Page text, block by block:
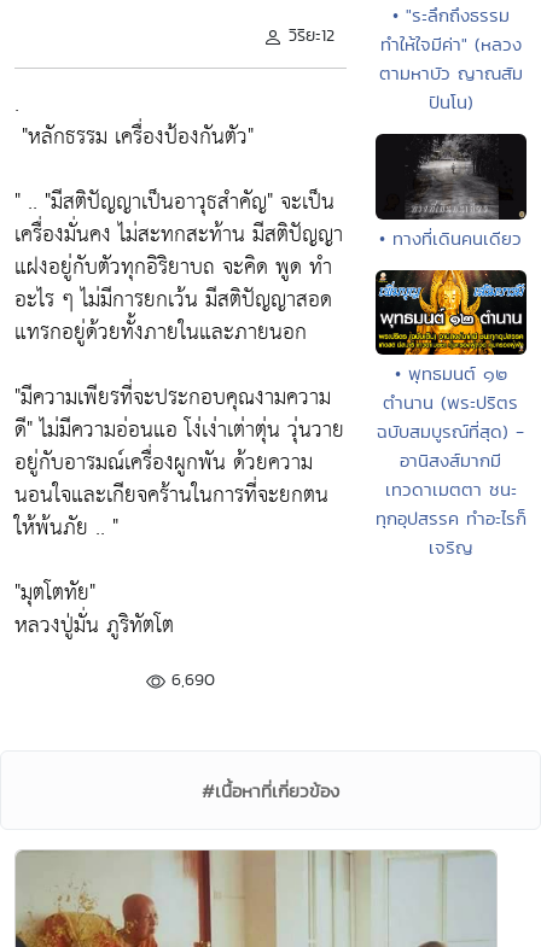
วิริยะ12
.
"หลักธรรม เครื่องป้องกันตัว"
" .. "มีสติปัญญาเป็นอาวุธสำคัญ"จะเป็น
เครื่องมั่นคง ไม่สะทกสะท้าน มีสติปัญญา
แฝงอยู่กับตัวทุกอิริยาบถ จะคิด พูด ทำ
อะไร ๆ ไม่มีการยกเว้น มีสติปัญญาสอด
แทรกอยู่ด้วยทั้งภายในและภายนอก
"มีความเพียรที่จะประกอบคุณงามความ
ดี"ไม่มีความอ่อนแอ โง่เง่าเต่าตุ่น วุ่นวาย
อยู่กับอารมณ์เครื่องผูกพัน ด้วยความ
นอนใจและเกียจคร้านในการที่จะยกตน
ให้พ้นภัย .. "
"มุตโตทัย"
หลวงปู่มั่น ภูริทัตโต
6,690
• "ระลึกถึงธรรม
ทำให้ใจมีค่า" (หลวง
ตามหาบัว ญาณสัม
ปันโน)
• ทางที่เดินคนเดียว
• พุทธมนต์ ๑๒
ตำนาน (พระปริตร
ฉบับสมบูรณ์ที่สุด) -
อานิสงส์มากมี
เทวดาเมตตา ชนะ
ทุกอุปสรรค ทำอะไรก็
เจริญ
#เนื้อหาที่เกี่ยวข้อง